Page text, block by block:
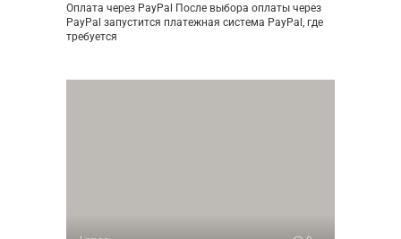
Оплата через PayPal После выбора оплаты через
PayPal запустится платежная система PayPal, где
требуется